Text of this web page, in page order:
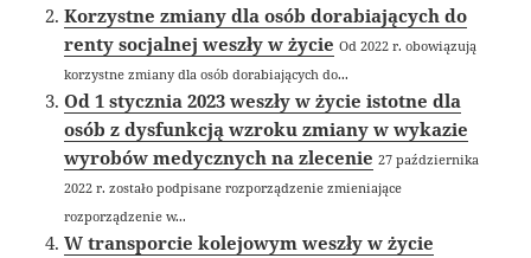
Korzystne zmiany dla osób dorabiających do
renty socjalnej weszły w życie Od 2022 r. obowiązują
korzystne zmiany dla osób dorabiających do...
Od 1 stycznia 2023 weszły w życie istotne dla
osób z dysfunkcją wzroku zmiany w wykazie
wyrobów medycznych na zlecenie 27 października
2022 r. zostało podpisane rozporządzenie zmieniające
rozporządzenie w...
W transporcie kolejowym weszły w życie